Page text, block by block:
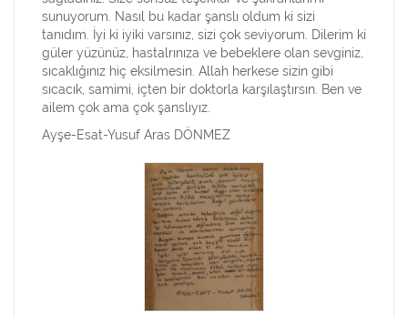
sunuyorum. Nasıl bu kadar şanslı oldum ki sizi
tanıdım. İyi ki iyiki varsınız, sizi çok seviyorum. Dilerim ki
güler yüzünüz, hastalrınıza ve bebeklere olan sevginiz,
sıcaklığınız hiç eksilmesin. Allah herkese sizin gibi
sıcacık, samimi, içten bir doktorla karşılaştırsın. Ben ve
ailem çok ama çok şanslıyız.
Ayşe-Esat-Yusuf Aras DÖNMEZ